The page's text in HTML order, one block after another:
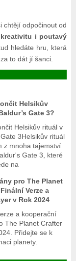
chtějí odpočinout od
i poutavý
hledáte hru, která
to dát jí šanci.
Helsikův
Gate 3?
Helsikův rituál v
3Helsikův rituál
z mnoha tajemství
Gate 3, které
na
pro The Planet
Verze a
v Rok 2024
a kooperační
The Planet Crafter
Přidejte se k
planety.